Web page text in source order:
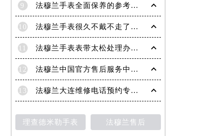
9 法穆兰手表全面保养的参考建议！
10 法穆兰手表很久不戴不走了处理技巧盘点
11 法穆兰手表表带太松处理办法详解
12 法穆兰中国官方售后服务中心｜地址与客户服务热线权威信息通知（2026年7月最新）
13 法穆兰大连维修电话预约专业售后保养服务权威公示（2026年7月最新）
理查德米勒手表 法穆兰售后